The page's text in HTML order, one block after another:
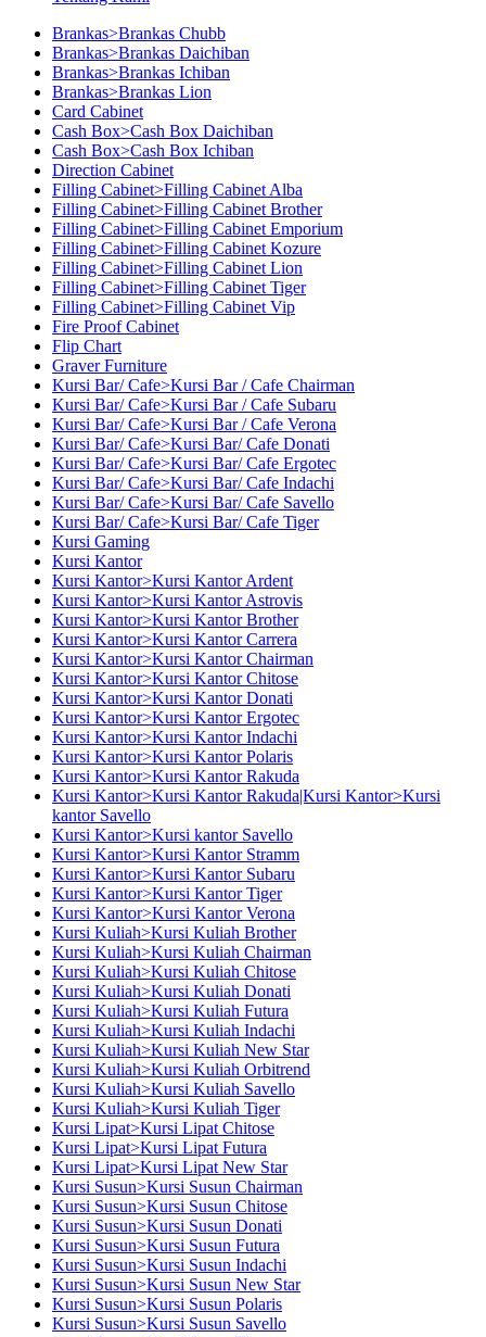
Brankas>Brankas Chubb
Brankas>Brankas Daichiban
Brankas>Brankas Ichiban
Brankas>Brankas Lion
Card Cabinet
Cash Box>Cash Box Daichiban
Cash Box>Cash Box Ichiban
Direction Cabinet
Filling Cabinet>Filling Cabinet Alba
Filling Cabinet>Filling Cabinet Brother
Filling Cabinet>Filling Cabinet Emporium
Filling Cabinet>Filling Cabinet Kozure
Filling Cabinet>Filling Cabinet Lion
Filling Cabinet>Filling Cabinet Tiger
Filling Cabinet>Filling Cabinet Vip
Fire Proof Cabinet
Flip Chart
Graver Furniture
Kursi Bar/ Cafe>Kursi Bar / Cafe Chairman
Kursi Bar/ Cafe>Kursi Bar / Cafe Subaru
Kursi Bar/ Cafe>Kursi Bar / Cafe Verona
Kursi Bar/ Cafe>Kursi Bar/ Cafe Donati
Kursi Bar/ Cafe>Kursi Bar/ Cafe Ergotec
Kursi Bar/ Cafe>Kursi Bar/ Cafe Indachi
Kursi Bar/ Cafe>Kursi Bar/ Cafe Savello
Kursi Bar/ Cafe>Kursi Bar/ Cafe Tiger
Kursi Gaming
Kursi Kantor
Kursi Kantor>Kursi Kantor Ardent
Kursi Kantor>Kursi Kantor Astrovis
Kursi Kantor>Kursi Kantor Brother
Kursi Kantor>Kursi Kantor Carrera
Kursi Kantor>Kursi Kantor Chairman
Kursi Kantor>Kursi Kantor Chitose
Kursi Kantor>Kursi Kantor Donati
Kursi Kantor>Kursi Kantor Ergotec
Kursi Kantor>Kursi Kantor Indachi
Kursi Kantor>Kursi Kantor Polaris
Kursi Kantor>Kursi Kantor Rakuda
Kursi Kantor>Kursi Kantor Rakuda|Kursi Kantor>Kursi
kantor Savello
Kursi Kantor>Kursi kantor Savello
Kursi Kantor>Kursi Kantor Stramm
Kursi Kantor>Kursi Kantor Subaru
Kursi Kantor>Kursi Kantor Tiger
Kursi Kantor>Kursi Kantor Verona
Kursi Kuliah>Kursi Kuliah Brother
Kursi Kuliah>Kursi Kuliah Chairman
Kursi Kuliah>Kursi Kuliah Chitose
Kursi Kuliah>Kursi Kuliah Donati
Kursi Kuliah>Kursi Kuliah Futura
Kursi Kuliah>Kursi Kuliah Indachi
Kursi Kuliah>Kursi Kuliah New Star
Kursi Kuliah>Kursi Kuliah Orbitrend
Kursi Kuliah>Kursi Kuliah Savello
Kursi Kuliah>Kursi Kuliah Tiger
Kursi Lipat>Kursi Lipat Chitose
Kursi Lipat>Kursi Lipat Futura
Kursi Lipat>Kursi Lipat New Star
Kursi Susun>Kursi Susun Chairman
Kursi Susun>Kursi Susun Chitose
Kursi Susun>Kursi Susun Donati
Kursi Susun>Kursi Susun Futura
Kursi Susun>Kursi Susun Indachi
Kursi Susun>Kursi Susun New Star
Kursi Susun>Kursi Susun Polaris
Kursi Susun>Kursi Susun Savello